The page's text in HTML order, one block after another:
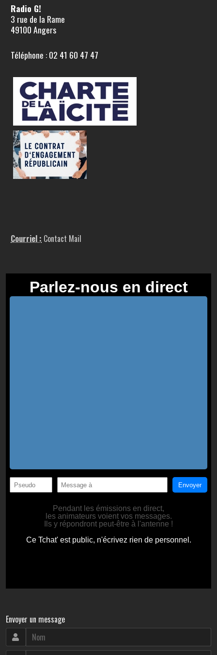
Radio G!
3 rue de la Rame
49100 Angers
Téléphone : 02 41 60 47 47
Courriel : Contact Mail
Envoyer un message